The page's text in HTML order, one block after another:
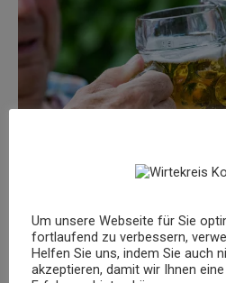
Um unsere Webseite für Sie
fortlaufend zu verbessern,
Helfen Sie uns, indem Sie auch
akzeptieren, damit wir Ihnen